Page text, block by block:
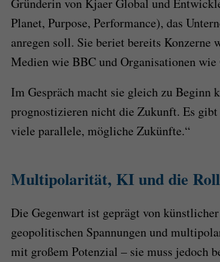
Planet, Purpose, Performance), das
anregen soll. Sie beriet bereits
Medien wie BBC und Organisationen
Im Gespräch macht sie gleich zu Beginn
prognostizieren nicht die Zukunft. Es
viele parallele, mögliche Zukünfte.“
Multipolarität, KI und die
Die Gegenwart ist geprägt von
geopolitischen Spannungen und
mit großem Potenzial – sie muss jedoch